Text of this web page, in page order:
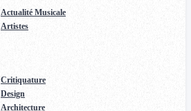
Actualité Musicale
Artistes
Critiquature
Design
Architecture